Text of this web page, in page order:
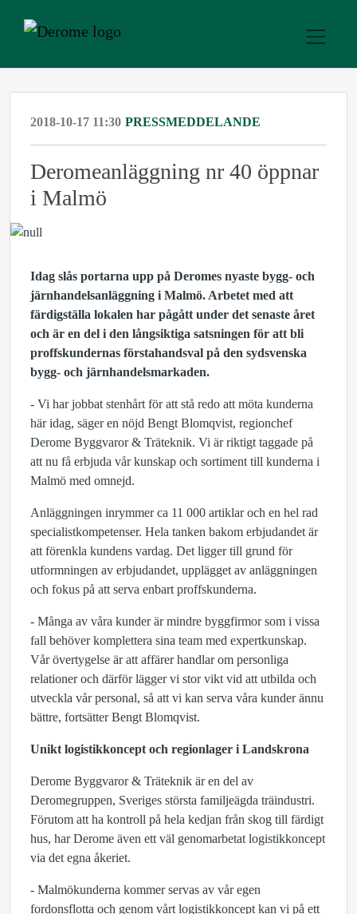
2018-10-17 11:30 PRESSMEDDELANDE
​Deromeanläggning nr 40 öppnar
i Malmö
Idag slås portarna upp på Deromes nyaste bygg- och
järnhandelsanläggning i Malmö. Arbetet med att
färdigställa lokalen har pågått under det senaste året
och är en del i den långsiktiga satsningen för att bli
proffskundernas förstahandsval på den sydsvenska
bygg- och järnhandelsmarkaden.
- Vi har jobbat stenhårt för att stå redo att möta kunderna
här idag, säger en nöjd Bengt Blomqvist, regionchef
Derome Byggvaror & Träteknik. Vi är riktigt taggade på
att nu få erbjuda vår kunskap och sortiment till kunderna i
Malmö med omnejd.
Anläggningen inrymmer ca 11 000 artiklar och en hel rad
specialistkompetenser. Hela tanken bakom erbjudandet är
att förenkla kundens vardag. Det ligger till grund för
utformningen av erbjudandet, upplägget av anläggningen
och fokus på att serva enbart proffskunderna.
- Många av våra kunder är mindre byggfirmor som i vissa
fall behöver komplettera sina team med expertkunskap.
Vår övertygelse är att affärer handlar om personliga
relationer och därför lägger vi stor vikt vid att utbilda och
utveckla vår personal, så att vi kan serva våra kunder ännu
bättre, fortsätter Bengt Blomqvist.
Unikt logistikkoncept och regionlager i Landskrona
Derome Byggvaror & Träteknik är en del av
Deromegruppen, Sveriges största familjeägda träindustri.
Förutom att ha kontroll på hela kedjan från skog till färdigt
hus, har Derome även ett väl genomarbetat logistikkoncept
via det egna åkeriet.
- Malmökunderna kommer servas av vår egen
fordonsflotta och genom vårt logistikkoncept kan vi på ett